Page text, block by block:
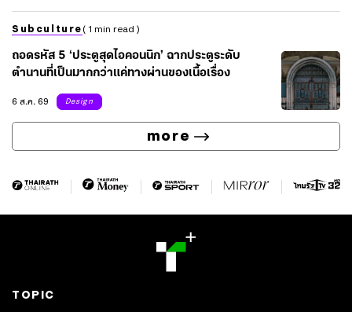
Subculture ( 1 min read )
ถอดรหัส 5 ‘ประตูสุดไอคอนนิก’ ฉากประตูระดับ
ตำนานที่เป็นมากกว่าแค่ทางผ่านของเนื้อเรื่อง
6 ส.ค. 69
Design
more
TOPIC